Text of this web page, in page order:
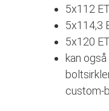
5x112
5x114,3
5x120
kan
custom-